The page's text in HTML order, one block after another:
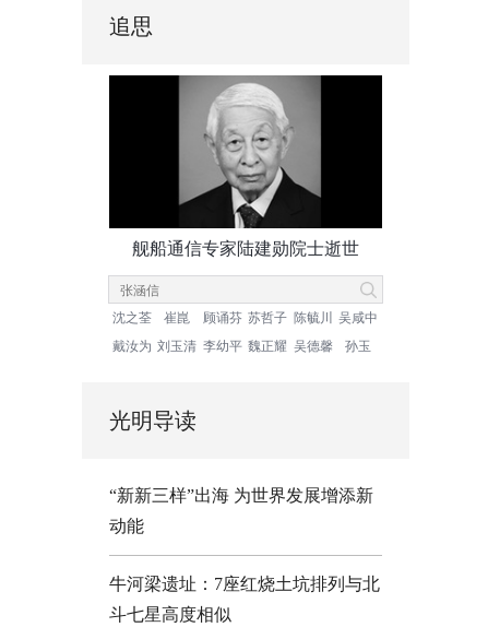
追思
舰船通信专家陆建勋院士逝世
沈之荃 崔崑 顾诵芬 苏哲子 陈毓川
吴咸中
戴汝为 刘玉清 李幼平 魏正耀 吴德馨 孙玉
光明导读
“新新三样”出海 为世界发展增添新
动能
牛河梁遗址：7座红烧土坑排列与北
斗七星高度相似